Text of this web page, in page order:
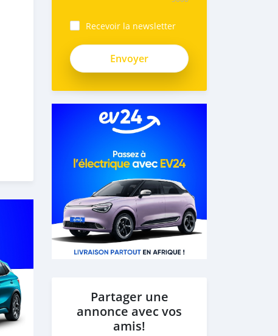
Recevoir la newsletter
zsEoLsRy4sX3i6rN8gQt
Partager une
annonce avec vos
amis!